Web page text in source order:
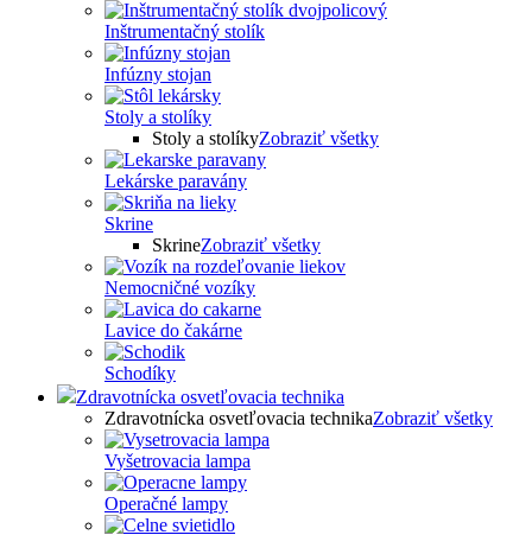
Inštrumentačný stolík
Infúzny stojan
Stoly a stolíky
Stoly a stolíkyZobraziť všetky
Lekárske paravány
Skrine
SkrineZobraziť všetky
Nemocničné vozíky
Lavice do čakárne
Schodíky
Zdravotnícka osvetľovacia technika
Zdravotnícka osvetľovacia technikaZobraziť všetky
Vyšetrovacia lampa
Operačné lampy